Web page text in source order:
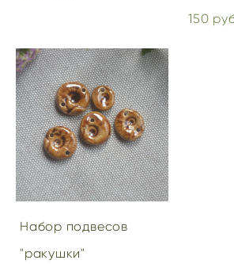
150
Набор подвесов
"ракушки"